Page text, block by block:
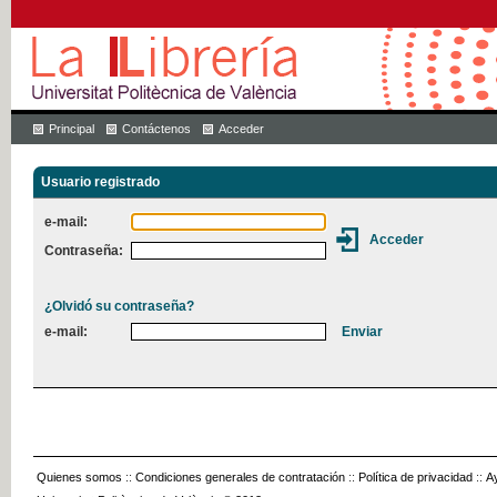
Principal Contáctenos Acceder
Usuario registrado
e-mail:
Contraseña:
¿Olvidó su contraseña?
e-mail:
Quienes somos :: Condiciones generales de contratación :: Política de privacidad ::